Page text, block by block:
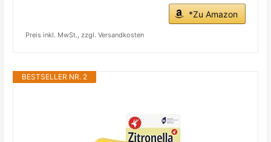
*Zu Amazon
Preis inkl. MwSt., zzgl. Versandkosten
BESTSELLER NR. 2